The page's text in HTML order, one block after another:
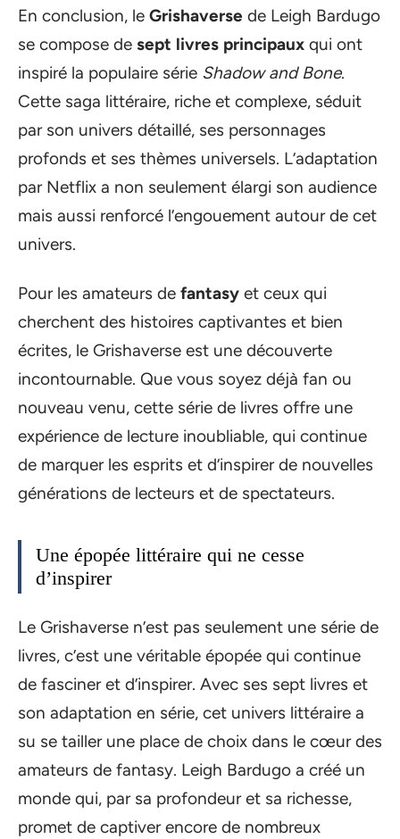
En conclusion, le Grishaverse de Leigh Bardugo
se compose de sept livres principaux qui ont
inspiré la populaire série Shadow and Bone.
Cette saga littéraire, riche et complexe, séduit
par son univers détaillé, ses personnages
profonds et ses thèmes universels. L’adaptation
par Netflix a non seulement élargi son audience
mais aussi renforcé l’engouement autour de cet
univers.
Pour les amateurs de fantasy et ceux qui
cherchent des histoires captivantes et bien
écrites, le Grishaverse est une découverte
incontournable. Que vous soyez déjà fan ou
nouveau venu, cette série de livres offre une
expérience de lecture inoubliable, qui continue
de marquer les esprits et d’inspirer de nouvelles
générations de lecteurs et de spectateurs.
Une épopée littéraire qui ne cesse
d’inspirer
Le Grishaverse n’est pas seulement une série de
livres, c’est une véritable épopée qui continue
de fasciner et d’inspirer. Avec ses sept livres et
son adaptation en série, cet univers littéraire a
su se tailler une place de choix dans le cœur des
amateurs de fantasy. Leigh Bardugo a créé un
monde qui, par sa profondeur et sa richesse,
promet de captiver encore de nombreux